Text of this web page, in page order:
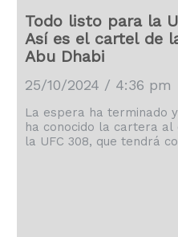
Todo listo para la
Así es el cartel de
Abu Dhabi
25/10/2024 / 4:36 pm
La espera ha terminado
ha conocido la cartera al
la UFC 308, que tendrá